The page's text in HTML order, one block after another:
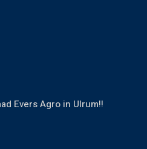
Evers Agro in Ulrum!!